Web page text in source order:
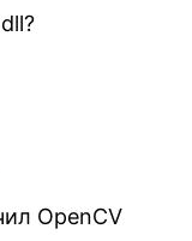
OpenCV